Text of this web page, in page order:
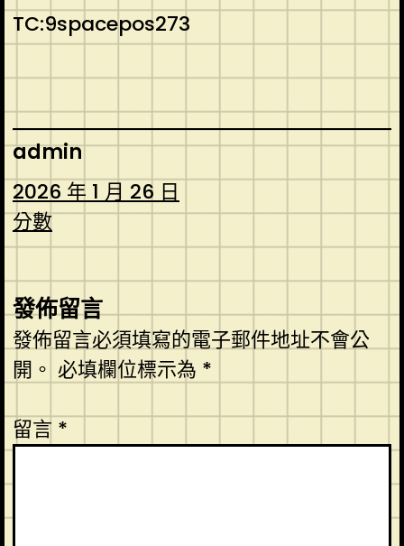
TC:9spacepos273
admin
2026 年 1 月 26 日
分數
發佈留言
發佈留言必須填寫的電子郵件地址不會公
開。 必填欄位標示為 *
留言 *